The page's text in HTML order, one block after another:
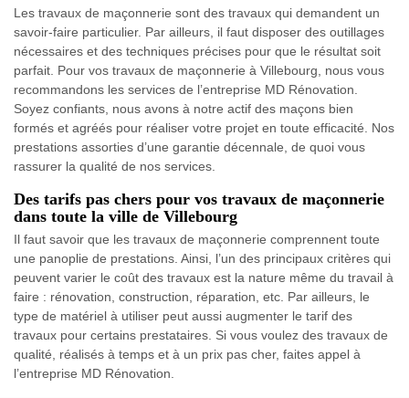
Les travaux de maçonnerie sont des travaux qui demandent un
savoir-faire particulier. Par ailleurs, il faut disposer des outillages
nécessaires et des techniques précises pour que le résultat soit
parfait. Pour vos travaux de maçonnerie à Villebourg, nous vous
recommandons les services de l’entreprise MD Rénovation.
Soyez confiants, nous avons à notre actif des maçons bien
formés et agréés pour réaliser votre projet en toute efficacité. Nos
prestations assorties d’une garantie décennale, de quoi vous
rassurer la qualité de nos services.
Des tarifs pas chers pour vos travaux de maçonnerie
dans toute la ville de Villebourg
Il faut savoir que les travaux de maçonnerie comprennent toute
une panoplie de prestations. Ainsi, l’un des principaux critères qui
peuvent varier le coût des travaux est la nature même du travail à
faire : rénovation, construction, réparation, etc. Par ailleurs, le
type de matériel à utiliser peut aussi augmenter le tarif des
travaux pour certains prestataires. Si vous voulez des travaux de
qualité, réalisés à temps et à un prix pas cher, faites appel à
l’entreprise MD Rénovation.